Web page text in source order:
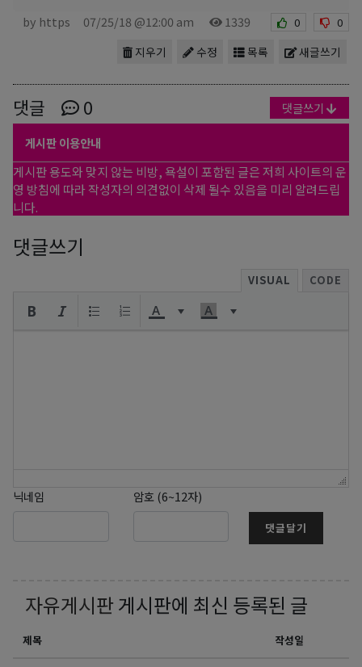
by https 07/25/18 @12:00 am 1339 0 0
새글쓰기
목록
수정
지우기
댓글 0 댓글쓰기
게시판 이용안내
게시판 용도와 맞지 않는 비방, 욕설이 포함된 글은 저희 사이트의 운
영 방침에 따라 작성자의 의견없이 삭제 될수 있음을 미리 알려드립
니다.
댓글쓰기
VISUAL CODE
닉네임 암호 (6~12자)
댓글달기
자유게시판 게시판에 최신 등록된 글
제목 작성일